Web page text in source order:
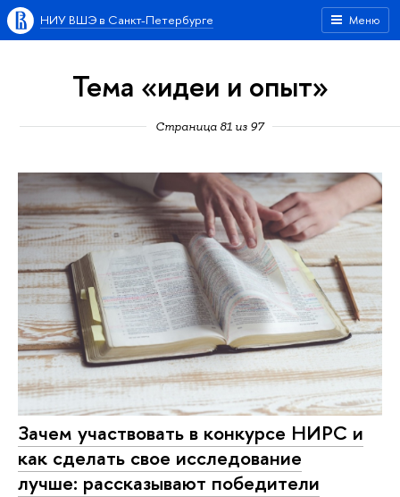
Меню
НИУ ВШЭ в Санкт-Петербурге
Тема «идеи и опыт»
Страница 81 из 97
Зачем участвовать в конкурсе НИРС и
как сделать свое исследование
лучше: рассказывают победители